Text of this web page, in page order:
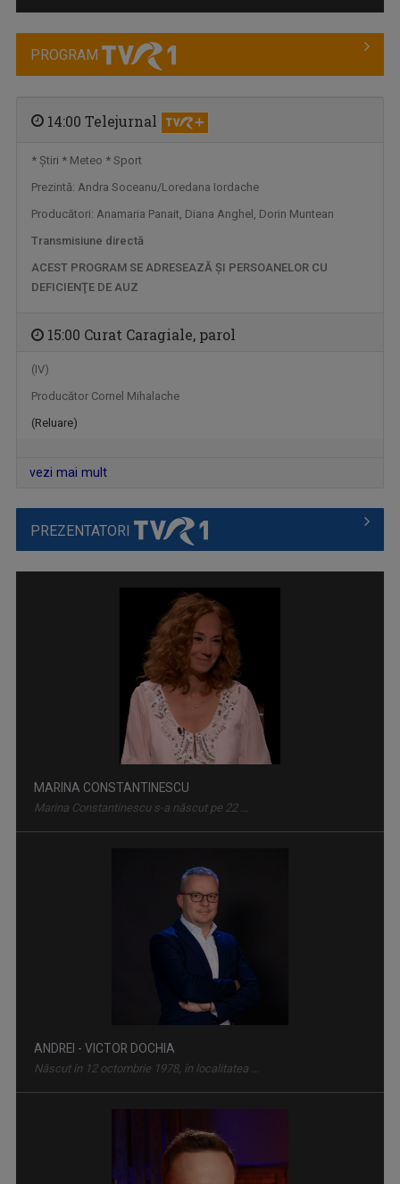
VORBEŞTE CORECT!
„Să dedicăm măcar 5 minute limbii române!” ...
„Salutare, salutare la toată lumea!”, spune, ...
Emisiunea-concurs muzical dedicată copiilor ...
Una dintre cele mai longevive emisiuni din ...
PROGRAM
14:00 Telejurnal
* Ştiri * Meteo * Sport
Prezintă: Andra Soceanu/Loredana Iordache
Producători: Anamaria Panait, Diana Anghel, Dorin Muntean
Transmisiune directă
ACEST PROGRAM SE ADRESEAZĂ ŞI PERSOANELOR CU
DEFICIENŢE DE AUZ
15:00 Curat Caragiale, parol
(IV)
Producător Cornel Mihalache
(Reluare)
vezi mai mult
PREZENTATORI
MARINA CONSTANTINESCU
Marina Constantinescu s-a născut pe 22 ...
ANDREI - VICTOR DOCHIA
Născut în 12 octombrie 1978, în localitatea ...